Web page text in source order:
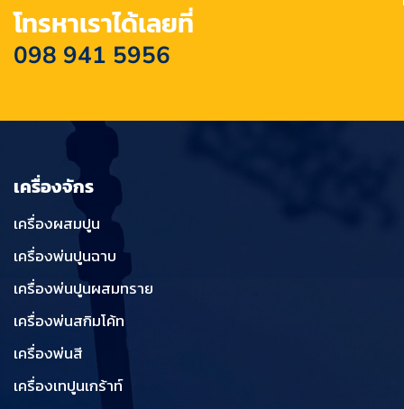
โทรหาเราได้เลยที่
098 941 5956
เครื่องจักร
เครื่องผสมปูน
เครื่องพ่นปูนฉาบ
เครื่องพ่นปูนผสมทราย
เครื่องพ่นสกิมโค้ท
เครื่องพ่นสี
เครื่องเทปูนเกร้าท์